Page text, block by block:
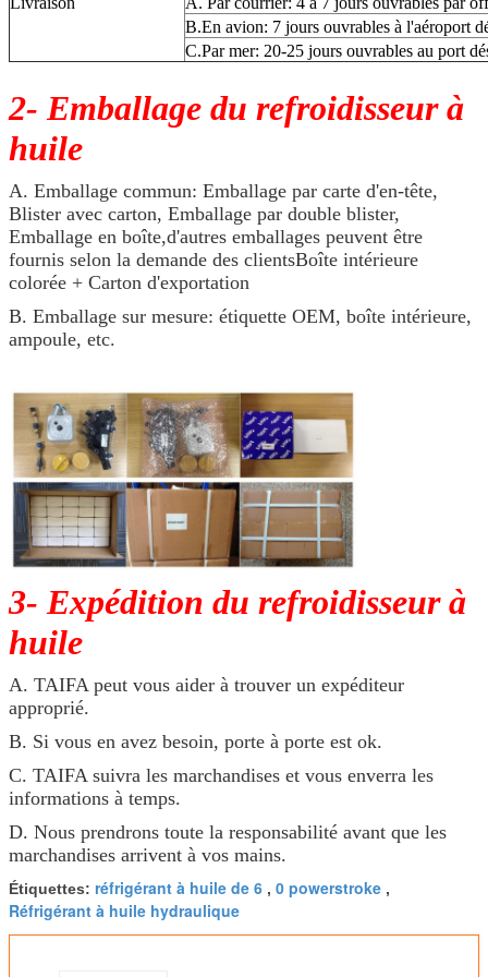
B.En avion: 7 jours ouvrables à l'aéroport
C.Par mer: 20-25 jours ouvrables au port
2- Emballage du refroidisseur à
huile
A. Emballage commun: Emballage par carte d'en-tête,
Blister avec carton, Emballage par double blister,
Emballage en boîte,d'autres emballages peuvent être
fournis selon la demande des clientsBoîte intérieure
colorée + Carton d'exportation
B. Emballage sur mesure: étiquette OEM, boîte intérieure,
ampoule, etc.
3- Expédition du refroidisseur à
huile
A. TAIFA peut vous aider à trouver un expéditeur
approprié.
B. Si vous en avez besoin, porte à porte est ok.
C. TAIFA suivra les marchandises et vous enverra les
informations à temps.
D. Nous prendrons toute la responsabilité avant que les
marchandises arrivent à vos mains.
Étiquettes: réfrigérant à huile de 6 , 0 powerstroke ,
Réfrigérant à huile hydraulique